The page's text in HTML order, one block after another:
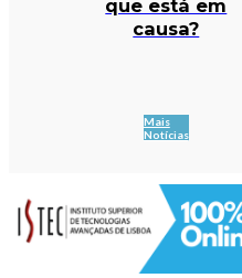
que está em
causa?
Mais
Notícias